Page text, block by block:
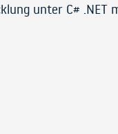
unter C# .NET